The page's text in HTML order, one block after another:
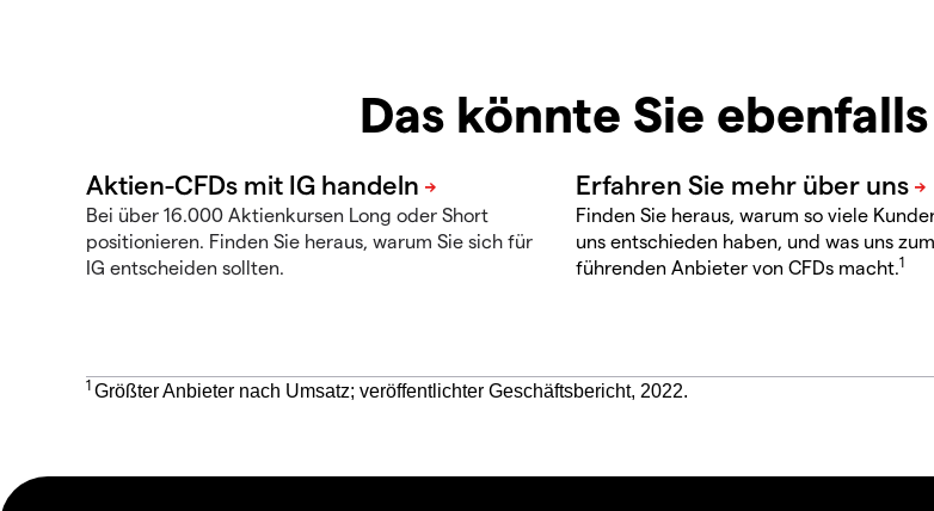
Das könnte Sie
Bei über 16.000 Aktienkursen Long oder Short
positionieren. Finden Sie heraus, warum Sie sich für
IG entscheiden sollten.
Finden Sie heraus, warum so viele
uns entschieden haben, und was uns
führenden Anbieter von CFDs macht.1
1 Größter Anbieter nach Umsatz; veröffentlichter Geschäftsbericht, 2022.